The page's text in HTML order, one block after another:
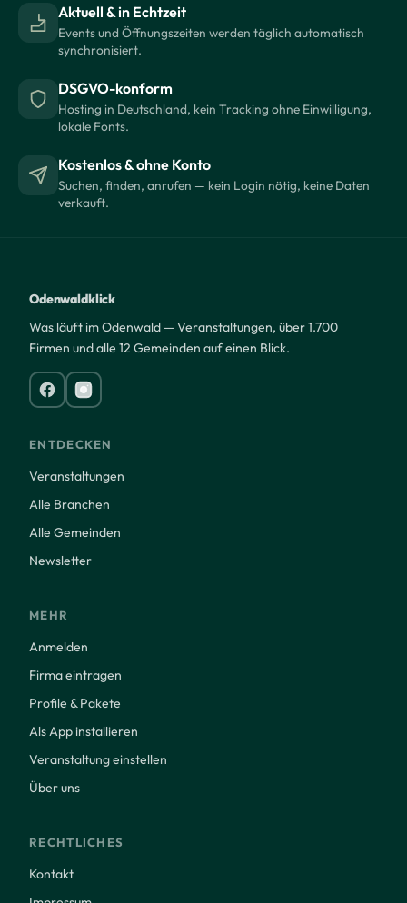
Aktuell & in Echtzeit
Events und Öffnungszeiten werden täglich automatisch
synchronisiert.
DSGVO-konform
Hosting in Deutschland, kein Tracking ohne Einwilligung,
lokale Fonts.
Kostenlos & ohne Konto
Suchen, finden, anrufen — kein Login nötig, keine Daten
verkauft.
Odenwaldklick
Was läuft im Odenwald — Veranstaltungen, über 1.700
Firmen und alle 12 Gemeinden auf einen Blick.
ENTDECKEN
Veranstaltungen
Alle Branchen
Alle Gemeinden
Newsletter
MEHR
Anmelden
Firma eintragen
Profile & Pakete
Als App installieren
Veranstaltung einstellen
Über uns
RECHTLICHES
Kontakt